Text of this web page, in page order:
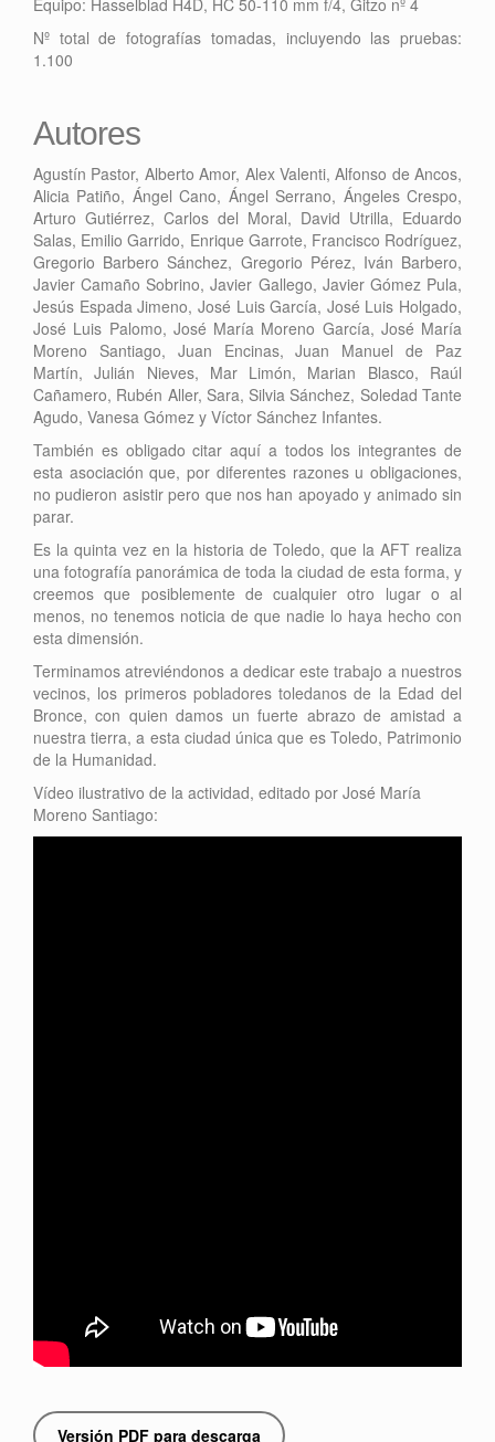
Equipo: Hasselblad H4D, HC 50-110 mm f/4, Gitzo nº 4
Nº total de fotografías tomadas, incluyendo las pruebas:
1.100
Autores
Agustín Pastor, Alberto Amor, Alex Valenti, Alfonso de Ancos,
Alicia Patiño, Ángel Cano, Ángel Serrano, Ángeles Crespo,
Arturo Gutiérrez, Carlos del Moral, David Utrilla, Eduardo
Salas, Emilio Garrido, Enrique Garrote, Francisco Rodríguez,
Gregorio Barbero Sánchez, Gregorio Pérez, Iván Barbero,
Javier Camaño Sobrino, Javier Gallego, Javier Gómez Pula,
Jesús Espada Jimeno, José Luis García, José Luis Holgado,
José Luis Palomo, José María Moreno García, José María
Moreno Santiago, Juan Encinas, Juan Manuel de Paz
Martín, Julián Nieves, Mar Limón, Marian Blasco, Raúl
Cañamero, Rubén Aller, Sara, Silvia Sánchez, Soledad Tante
Agudo, Vanesa Gómez y Víctor Sánchez Infantes.
También es obligado citar aquí a todos los integrantes de
esta asociación que, por diferentes razones u obligaciones,
no pudieron asistir pero que nos han apoyado y animado sin
parar.
Es la quinta vez en la historia de Toledo, que la AFT realiza
una fotografía panorámica de toda la ciudad de esta forma, y
creemos que posiblemente de cualquier otro lugar o al
menos, no tenemos noticia de que nadie lo haya hecho con
esta dimensión.
Terminamos atreviéndonos a dedicar este trabajo a nuestros
vecinos, los primeros pobladores toledanos de la Edad del
Bronce, con quien damos un fuerte abrazo de amistad a
nuestra tierra, a esta ciudad única que es Toledo, Patrimonio
de la Humanidad.
Vídeo ilustrativo de la actividad, editado por José María
Moreno Santiago:
Versión PDF para descarga